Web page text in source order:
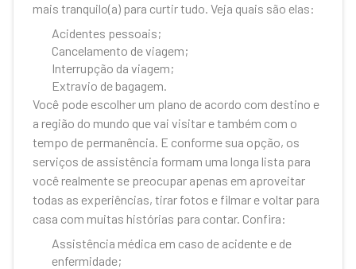
mais tranquilo(a) para curtir tudo. Veja quais são elas:
Acidentes pessoais;
Cancelamento de viagem;
Interrupção da viagem;
Extravio de bagagem.
Você pode escolher um plano de acordo com destino e
a região do mundo que vai visitar e também com o
tempo de permanência. E conforme sua opção, os
serviços de assistência formam uma longa lista para
você realmente se preocupar apenas em aproveitar
todas as experiências, tirar fotos e filmar e voltar para
casa com muitas histórias para contar. Confira:
Assistência médica em caso de acidente e de
enfermidade;